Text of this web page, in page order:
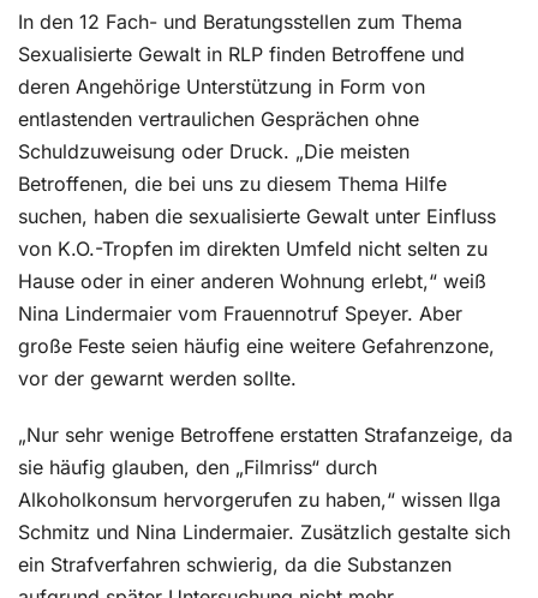
In den 12 Fach- und Beratungsstellen zum Thema
Sexualisierte Gewalt in RLP finden Betroffene und
deren Angehörige Unterstützung in Form von
entlastenden vertraulichen Gesprächen ohne
Schuldzuweisung oder Druck. „Die meisten
Betroffenen, die bei uns zu diesem Thema Hilfe
suchen, haben die sexualisierte Gewalt unter Einfluss
von K.O.-Tropfen im direkten Umfeld nicht selten zu
Hause oder in einer anderen Wohnung erlebt,“ weiß
Nina Lindermaier vom Frauennotruf Speyer. Aber
große Feste seien häufig eine weitere Gefahrenzone,
vor der gewarnt werden sollte.
„Nur sehr wenige Betroffene erstatten Strafanzeige, da
sie häufig glauben, den „Filmriss“ durch
Alkoholkonsum hervorgerufen zu haben,“ wissen Ilga
Schmitz und Nina Lindermaier. Zusätzlich gestalte sich
ein Strafverfahren schwierig, da die Substanzen